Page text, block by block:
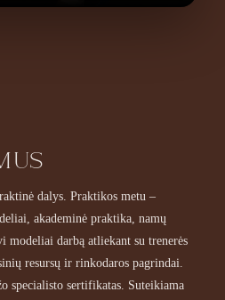
dalys. Praktikos metu –
akademinė praktika, namų
modeliai darbą atliekant su trenerės
resursų ir rinkodaros pagrindai.
specialisto sertifikatas. Suteikiama